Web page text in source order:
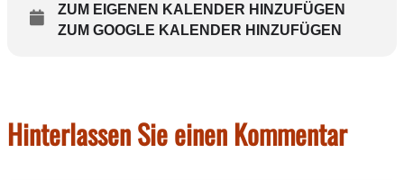
ZUM EIGENEN KALENDER HINZUFÜGEN
ZUM GOOGLE KALENDER HINZUFÜGEN
Hinterlassen Sie einen Kommentar